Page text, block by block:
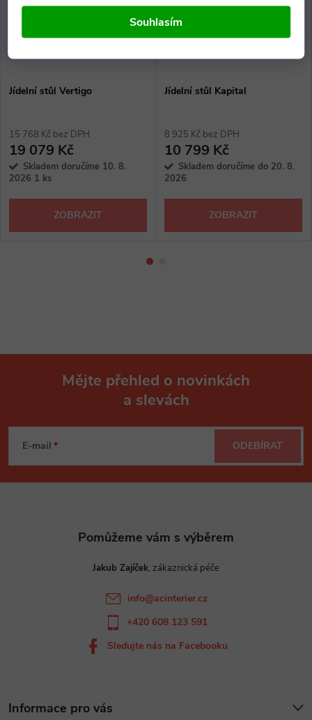
Souhlasím
Jídelní stůl Vertigo
15 768 Kč bez DPH
19 079 Kč
Skladem doručíme 10. 8.
2026 1 ks
ZOBRAZIT
Jídelní stůl Kapital
8 925 Kč bez DPH
10 799 Kč
Skladem doručíme do 20. 8.
2026
ZOBRAZIT
p
Mějte přehled o novinkách
a slevách
E-mail ODEBÍRAT
Informace pro vás
Jakub Zajíček
info@acinterier.cz
+420 608 123 591
Sledujte nás na Facebooku